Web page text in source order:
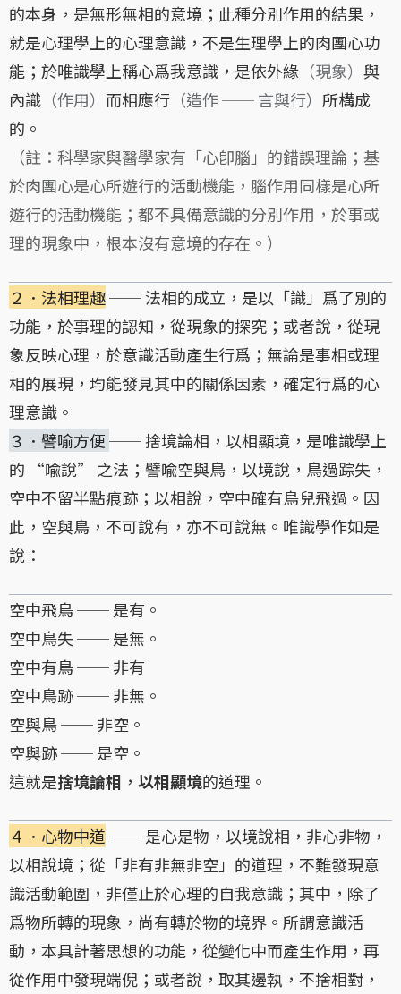
的本身，是無形無相的意境；此種分別作用的結果，
就是心理學上的心理意識，不是生理學上的肉團心功
能；於唯識學上稱心爲我意識，是依外緣 （現象） 與
內識 （作用） 而相應行 （造作 ── 言與行） 所構成
的。
（註：科學家與醫學家有「心卽腦」的錯誤理論；基
於肉團心是心所遊行的活動機能，腦作用同樣是心所
遊行的活動機能；都不具備意識的分別作用，於事或
理的現象中，根本沒有意境的存在。）
２．法相理趣── 法相的成立，是以「識」爲了別的
功能，於事理的認知，從現象的探究；或者說，從現
象反映心理，於意識活動產生行爲；無論是事相或理
相的展現，均能發見其中的關係因素，確定行爲的心
理意識。
３．譬喻方便── 捨境論相，以相顯境，是唯識學上
的 “喩說” 之法；譬喩空與鳥，以境說，鳥過踪失，
空中不留半點痕跡；以相說，空中確有鳥兒飛過。因
此，空與鳥，不可說有，亦不可說無。唯識學作如是
說：
空中飛鳥 ── 是有。
空中鳥失 ── 是無。
空中有鳥 ── 非有
空中鳥跡 ── 非無。
空與鳥 ── 非空。
空與跡 ── 是空。
這就是捨境論相 ， 以相顯境的道理。
４．心物中道── 是心是物，以境說相，非心非物，
以相說境；從「非有非無非空」的道理，不難發現意
識活動範圍，非僅止於心理的自我意識；其中，除了
爲物所轉的現象，尚有轉於物的境界。所謂意識活
動，本具計著思想的功能，從變化中而產生作用，再
從作用中發現端倪；或者說，取其邊執，不捨相對，